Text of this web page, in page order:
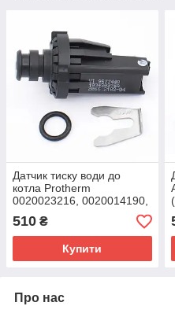
Датчик тиску води до
котла Protherm
0020023216, 0020014190,
510 ₴
Купити
Про нас